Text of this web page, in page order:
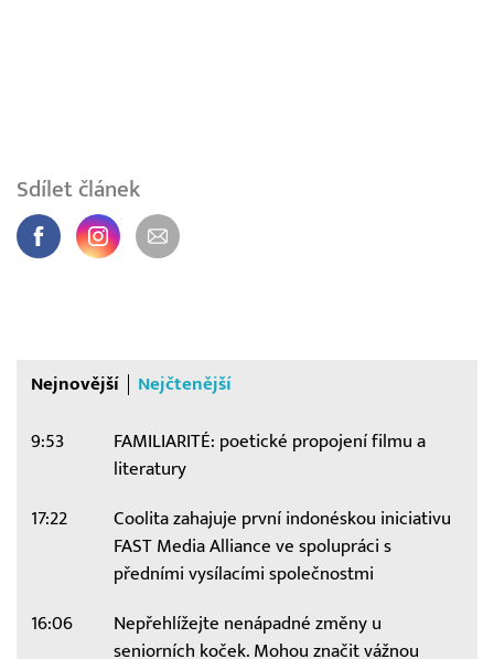
Sdílet článek
Nejnovější Nejčtenější
9:53
FAMILIARITÉ: poetické propojení filmu a
literatury
17:22
Coolita zahajuje první indonéskou iniciativu
FAST Media Alliance ve spolupráci s
předními vysílacími společnostmi
16:06
Nepřehlížejte nenápadné změny u
seniorních koček. Mohou značit vážnou